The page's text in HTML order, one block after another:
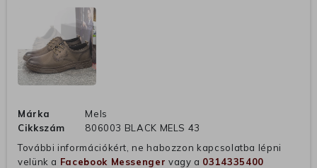
Márka
Mels
Cikkszám
806003 BLACK MELS 43
További információkért, ne habozzon kapcsolatba lépni
velünk a Facebook Messenger vagy a 0314335400